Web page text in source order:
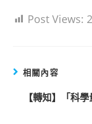
Post Views:
相關內容
【轉知】「科